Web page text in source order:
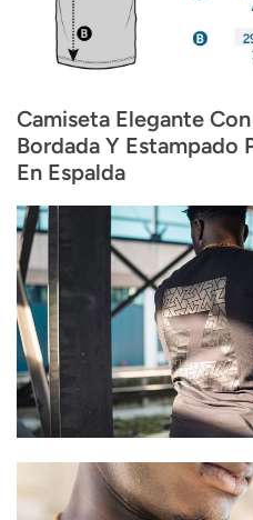
Camiseta Elegante
Bordada Y Estampado
En Espalda